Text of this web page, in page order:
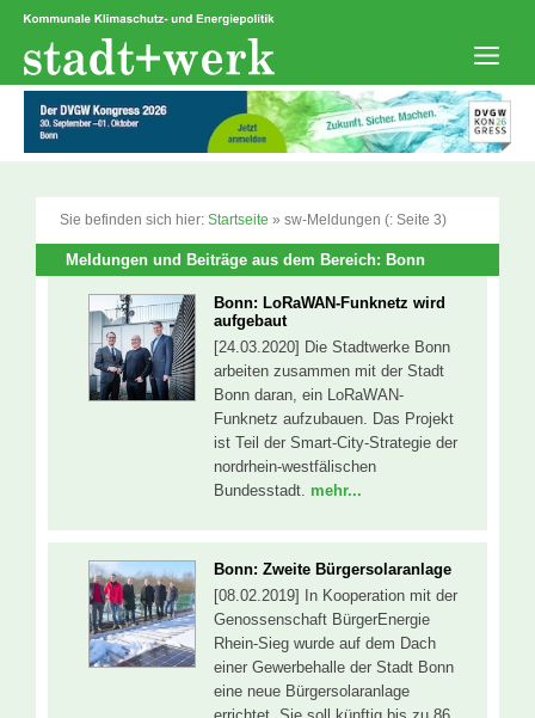
Zum
springen
Sie befinden sich hier: Startseite » sw-Meldungen (: Seite 3)
Meldungen und Beiträge aus dem Bereich: Bonn
Bonn: LoRaWAN-Funknetz wird
aufgebaut
[24.03.2020] Die Stadtwerke Bonn
arbeiten zusammen mit der Stadt
Bonn daran, ein LoRaWAN-
Funknetz aufzubauen. Das Projekt
ist Teil der Smart-City-Strategie der
nordrhein-westfälischen
Bundesstadt. mehr...
Bonn: Zweite Bürgersolaranlage
[08.02.2019] In Kooperation mit der
Genossenschaft BürgerEnergie
Rhein-Sieg wurde auf dem Dach
einer Gewerbehalle der Stadt Bonn
eine neue Bürgersolaranlage